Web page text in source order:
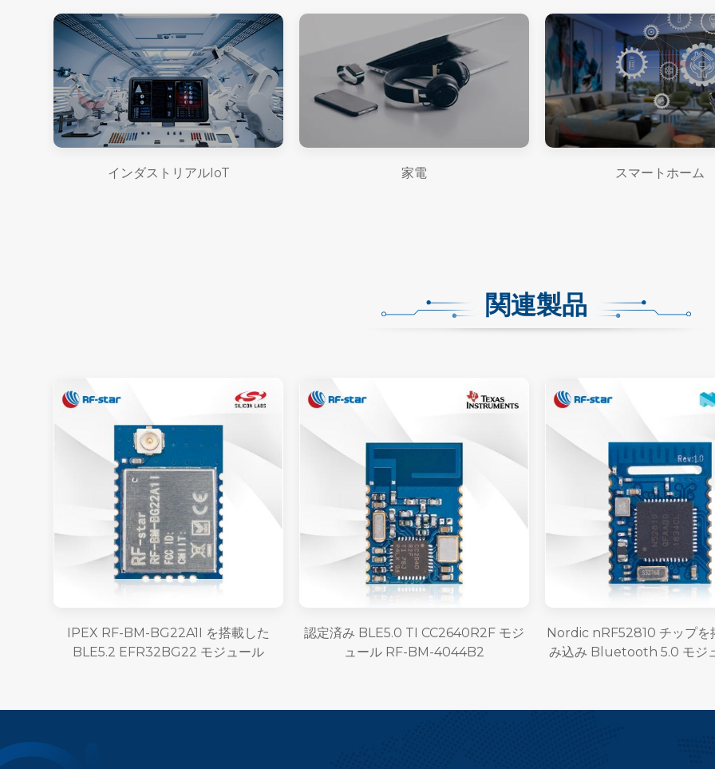
インダストリアルIoT 家電 スマートホーム
関連製品
IPEX RF-BM-BG22A1I を搭載した
BLE5.2 EFR32BG22 モジュール
認定済み BLE5.0 TI CC2640R2F モジ
ュール RF-BM-4044B2
Nordic nRF52810 チップを
み込み Bluetooth 5.0 モジ